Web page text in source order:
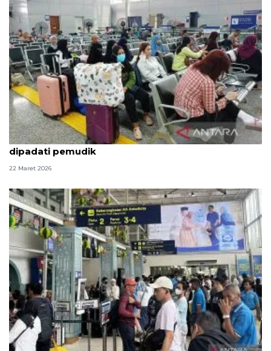
Hari kedua Lebaran, Stasiun Jatinegara masih
dipadati pemudik
22 Maret 2026